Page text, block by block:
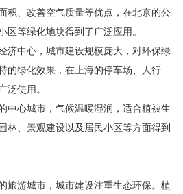
积、改善空气质量等优点，在北京的公
区等绿化地块得到了广泛应用。
中心，城市建设规模庞大，对环保绿
的绿化效果，在上海的停车场、人行
泛使用。
心城市，气候温暖湿润，适合植被生
林、景观建设以及居民小区等方面得到
游城市，城市建设注重生态环保。植